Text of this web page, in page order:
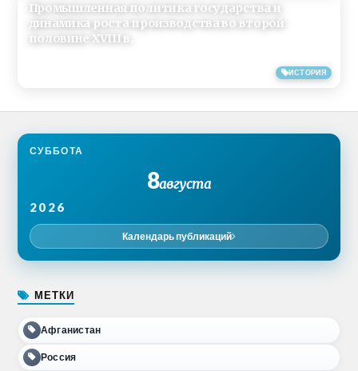
ИСТОРИЯ
Промышленная политика государства и
динамика роста производства во второй
половине XVIII в.
СУББОТА
8августа
2026
Календарь публикаций
МЕТКИ
Афганистан
Россия